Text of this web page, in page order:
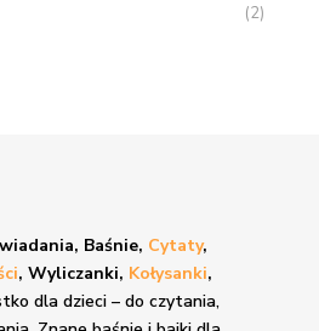
(2)
Baśnie, Cytaty,
, Wyliczanki, Kołysanki,
dla dzieci – do czytania,